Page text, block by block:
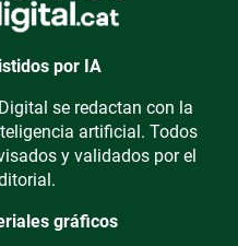
por IA
se redactan con la
artificial. Todos
y validados por el
gráficos